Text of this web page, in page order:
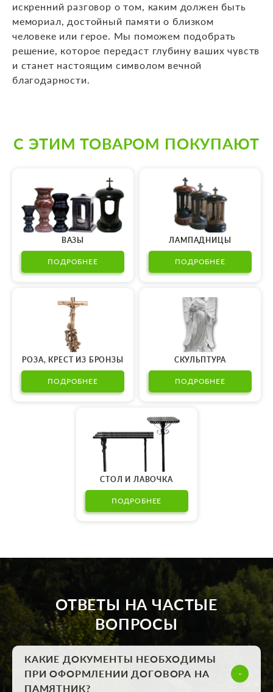
искренний разговор о том, каким должен быть
мемориал, достойный памяти о близком
человеке или герое. Мы поможем подобрать
решение, которое передаст глубину ваших чувств
и станет настоящим символом вечной
благодарности.
С ЭТИМ ТОВАРОМ ПОКУПАЮТ
ВАЗЫ
ПОДРОБНЕЕ
ЛАМПАДНИЦЫ
ПОДРОБНЕЕ
РОЗА, КРЕСТ ИЗ БРОНЗЫ
ПОДРОБНЕЕ
СКУЛЬПТУРА
ПОДРОБНЕЕ
СТОЛ И ЛАВОЧКА
ПОДРОБНЕЕ
ОТВЕТЫ НА ЧАСТЫЕ
ВОПРОСЫ
КАКИЕ ДОКУМЕНТЫ НЕОБХОДИМЫ
ПРИ ОФОРМЛЕНИИ ДОГОВОРА НА
ПАМЯТНИК?